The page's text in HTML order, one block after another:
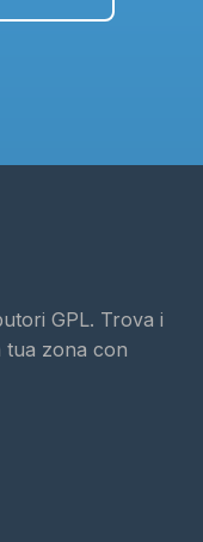
GPL. Trova i
tua zona con